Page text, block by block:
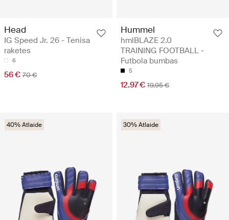
Head
IG Speed Jr. 26 - Tenisa
raketes
6
56 € 70 €
Hummel
hmlBLAZE 2.0
TRAINING FOOTBALL -
Futbola bumbas
5
12.97 € 19.95 €
40% Atlaide 30% Atlaide